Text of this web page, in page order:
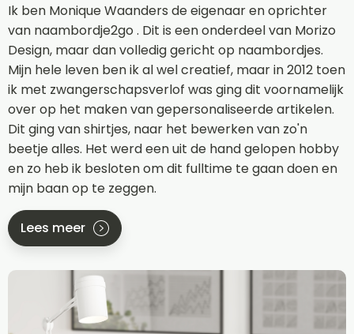
Ik ben Monique Waanders de eigenaar en oprichter
van naambordje2go . Dit is een onderdeel van Morizo
Design, maar dan volledig gericht op naambordjes.
Mijn hele leven ben ik al wel creatief, maar in 2012 toen
ik met zwangerschapsverlof was ging dit voornamelijk
over op het maken van gepersonaliseerde artikelen.
Dit ging van shirtjes, naar het bewerken van zo'n
beetje alles. Het werd een uit de hand gelopen hobby
en zo heb ik besloten om dit fulltime te gaan doen en
mijn baan op te zeggen.
Lees meer